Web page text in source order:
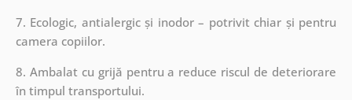
7. Ecologic, antialergic și inodor – potrivit chiar și pentru
camera copiilor.
8. Ambalat cu grijă pentru a reduce riscul de deteriorare
în timpul transportului.